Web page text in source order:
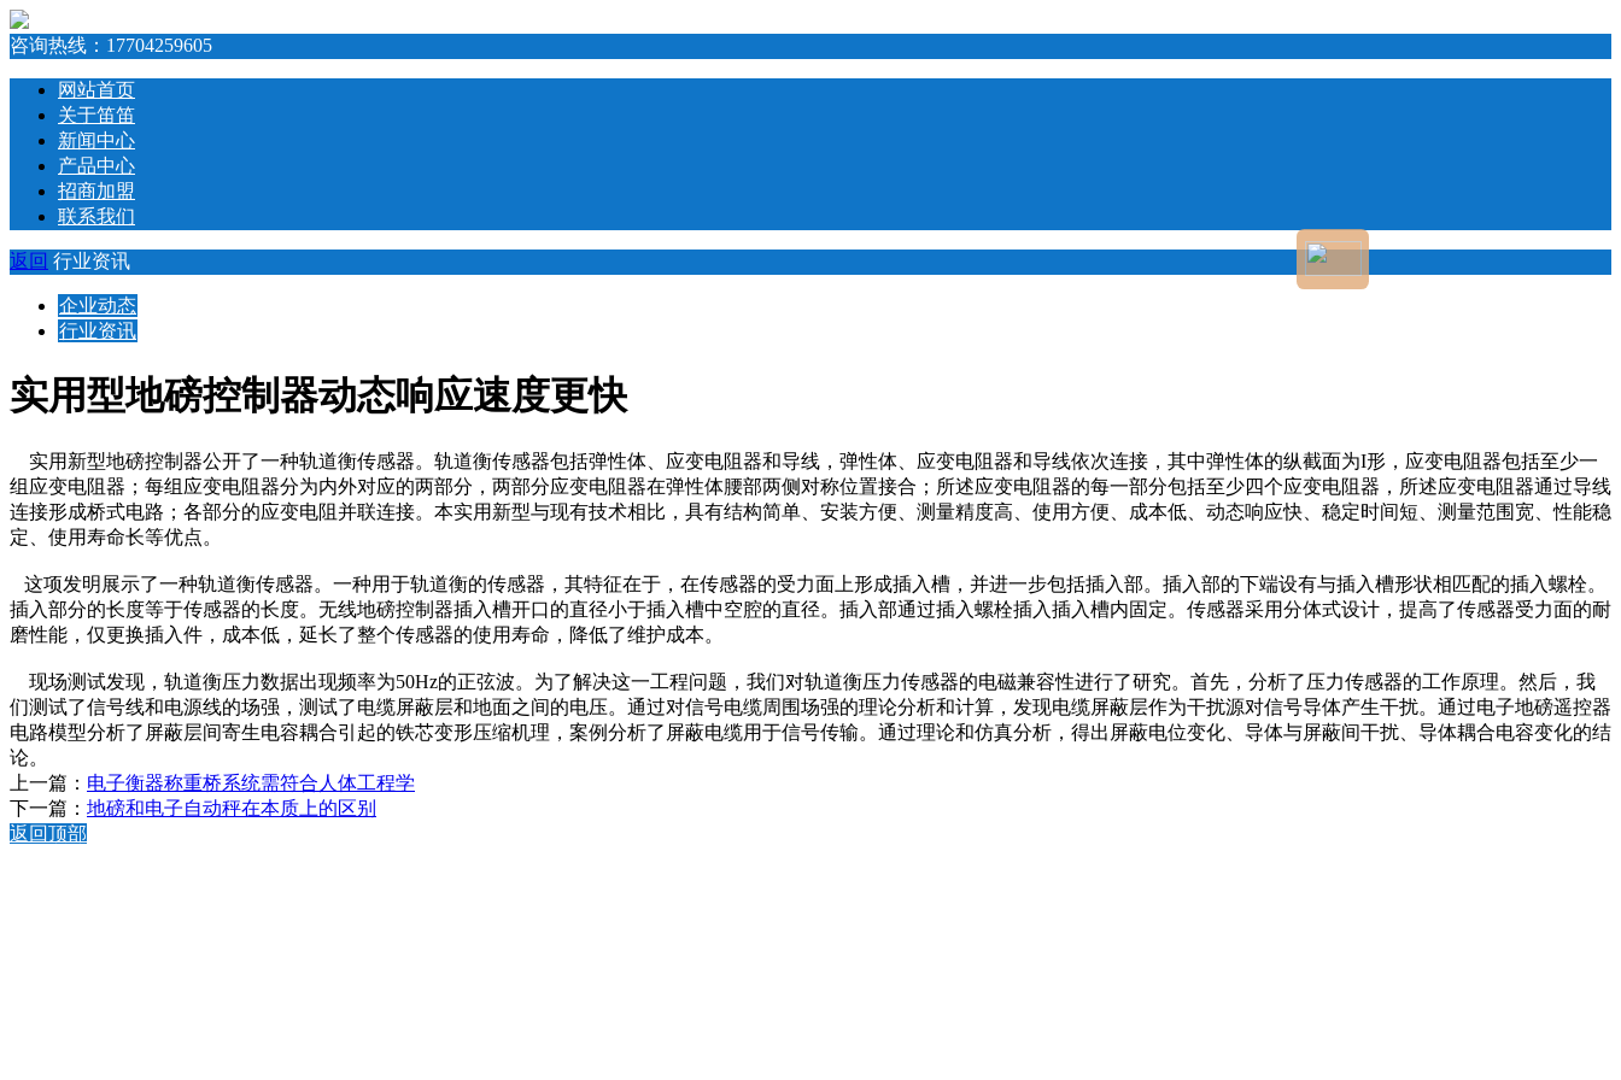
咨询热线： 17704259605
网站首页
关于笛笛
新闻中心
产品中心
招商加盟
联系我们
返回 行业资讯
企业动态
行业资讯
实用型地磅控制器动态响应速度更快
实用新型地磅控制器公开了一种轨道衡传感器。轨道衡传感器包括弹性体、应变电阻器和导线，弹性体、应变电阻器和导线依次连接，其中弹性体的纵截面为I形，应变电阻器包括至少一
组应变电阻器；每组应变电阻器分为内外对应的两部分，两部分应变电阻器在弹性体腰部两侧对称位置接合；所述应变电阻器的每一部分包括至少四个应变电阻器，所述应变电阻器通过导线
连接形成桥式电路；各部分的应变电阻并联连接。本实用新型与现有技术相比，具有结构简单、安装方便、测量精度高、使用方便、成本低、动态响应快、稳定时间短、测量范围宽、性能稳
定、使用寿命长等优点。
这项发明展示了一种轨道衡传感器。一种用于轨道衡的传感器，其特征在于，在传感器的受力面上形成插入槽，并进一步包括插入部。插入部的下端设有与插入槽形状相匹配的插入螺栓。
插入部分的长度等于传感器的长度。无线地磅控制器插入槽开口的直径小于插入槽中空腔的直径。插入部通过插入螺栓插入插入槽内固定。传感器采用分体式设计，提高了传感器受力面的耐
磨性能，仅更换插入件，成本低，延长了整个传感器的使用寿命，降低了维护成本。
现场测试发现，轨道衡压力数据出现频率为50Hz的正弦波。为了解决这一工程问题，我们对轨道衡压力传感器的电磁兼容性进行了研究。首先，分析了压力传感器的工作原理。然后，我
们测试了信号线和电源线的场强，测试了电缆屏蔽层和地面之间的电压。通过对信号电缆周围场强的理论分析和计算，发现电缆屏蔽层作为干扰源对信号导体产生干扰。通过电子地磅遥控器
电路模型分析了屏蔽层间寄生电容耦合引起的铁芯变形压缩机理，案例分析了屏蔽电缆用于信号传输。通过理论和仿真分析，得出屏蔽电位变化、导体与屏蔽间干扰、导体耦合电容变化的结
论。
上一篇： 电子衡器称重桥系统需符合人体工程学
下一篇： 地磅和电子自动秤在本质上的区别
返回顶部